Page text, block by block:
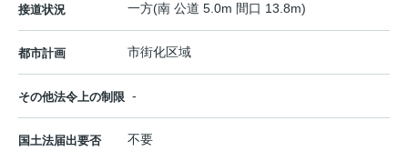
接道状況 一方(南 公道 5.0m 間口 13.8m)
都市計画 市街化区域
その他法令上の制限 -
国土法届出要否 不要